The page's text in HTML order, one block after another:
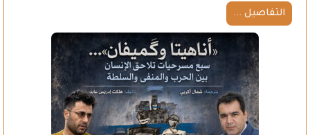
التفاصيل ...